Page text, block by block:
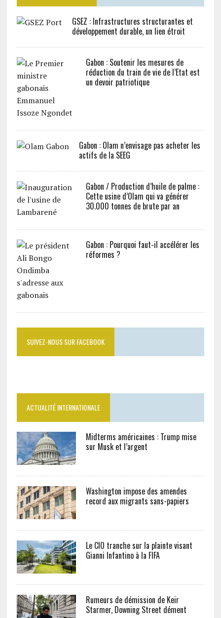
GSEZ : Infrastructures structurantes et
développement durable, un lien étroit
Gabon : Soutenir les mesures de
réduction du train de vie de l’Etat est
un devoir patriotique
Gabon : Olam n’envisage pas acheter les
actifs de la SEEG
Gabon / Production d’huile de palme :
Cette usine d’Olam qui va générer
30.000 tonnes de brute par an
Gabon : Pourquoi faut-il accélérer les
réformes ?
SUIVEZ-NOUS SUR FACEBOOK
ACTUALITÉ INTERNATIONALE
Midterms américaines : Trump mise
sur Musk et l’argent
Washington impose des amendes
record aux migrants sans-papiers
Le CIO tranche sur la plainte visant
Gianni Infantino à la FIFA
Rumeurs de démission de Keir
Starmer, Downing Street dément